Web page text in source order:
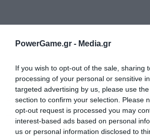
PowerGame.gr - Media.gr
If you wish to opt-out of the sale, sharing
processing of your personal or sensitive
targeted advertising by us, please use
section to confirm your selection. Please
opt-out request is processed you may
interest-based ads based on personal
us or personal information disclosed to
ΔΑΠΕΕΠ: “Ξεπούλησαν” οι
Προέλευσης στην πρώτη